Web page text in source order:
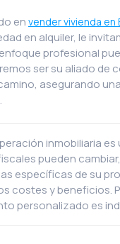
en vender vivienda en
en alquiler, le
profesional
ser su aliado de
asegurando
inmobiliaria es
pueden
específicas de su
costes y beneficios.
personalizado es